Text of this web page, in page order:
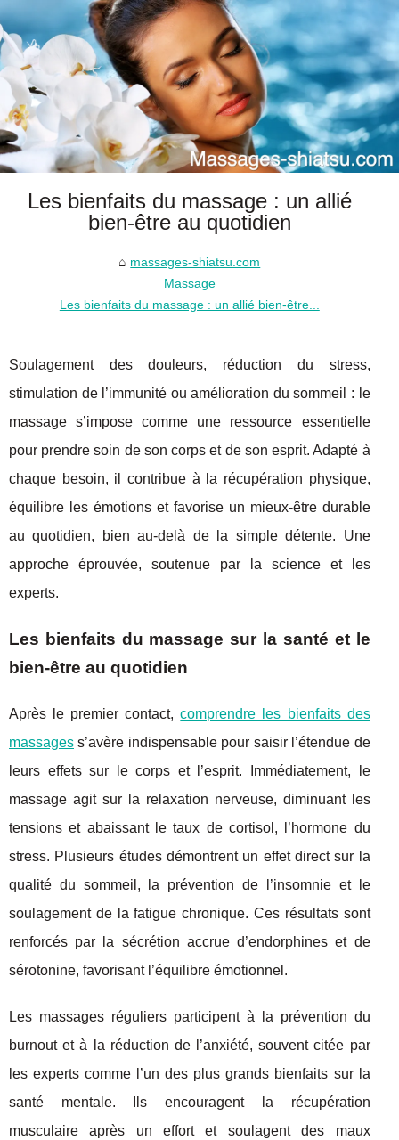
Les bienfaits du massage : un allié
bien-être au quotidien
massages-shiatsu.com
Massage
Les bienfaits du massage : un allié bien-être...
Soulagement des douleurs, réduction du stress,
stimulation de l’immunité ou amélioration du sommeil : le
massage s’impose comme une ressource essentielle
pour prendre soin de son corps et de son esprit. Adapté à
chaque besoin, il contribue à la récupération physique,
équilibre les émotions et favorise un mieux-être durable
au quotidien, bien au-delà de la simple détente. Une
approche éprouvée, soutenue par la science et les
experts.
Les bienfaits du massage sur la santé et le
bien-être au quotidien
Après le premier contact,comprendre les bienfaits des
massages s’avère indispensable pour saisir l’étendue de
leurs effets sur le corps et l’esprit.
Immédiatement, le
massage agit sur la relaxation nerveuse, diminuant les
tensions et abaissant le taux de cortisol, l’hormone du
stress. Plusieurs études démontrent un effet direct sur la
qualité du sommeil, la prévention de l’insomnie et le
soulagement de la fatigue chronique. Ces résultats sont
renforcés par la sécrétion accrue d’endorphines et de
sérotonine, favorisant l’équilibre émotionnel.
Les massages réguliers participent à la prévention du
burnout et à la réduction de l’anxiété, souvent citée par
les experts comme l’un des plus grands bienfaits sur la
santé mentale. Ils encouragent la récupération
musculaire après un effort et soulagent des maux